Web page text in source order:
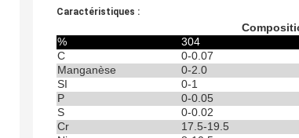
Caractéristiques :
%
304
C
0-0.07
Manganèse
0-2.0
SI
0-1
P
0-0.05
S
0-0.02
Cr
17.5-19.5